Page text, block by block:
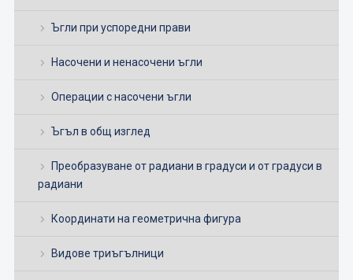
Ъгли при успоредни прави
Насочени и ненасочени ъгли
Операции с насочени ъгли
Ъгъл в общ изглед
Преобразуване от радиани в градуси и от градуси в
радиани
Координати на геометрична фигура
Видове триъгълници